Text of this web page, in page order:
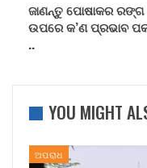
ଜାଣନ୍ତୁ ପୋଷାକର
ଉପରେ କ’ଣ ପ୍ରଭାବ
..
YOU MIGHT
ଅପରାଧ